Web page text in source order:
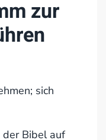
zur
sich
der Bibel auf